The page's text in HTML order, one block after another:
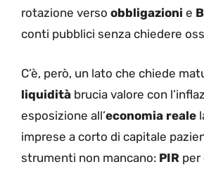
rotazione verso obbligazioni e
conti pubblici senza chiedere
C’è, però, un lato che chiede
liquidità brucia valore con
esposizione all’economia reale
imprese a corto di capitale
strumenti non mancano: PIR per